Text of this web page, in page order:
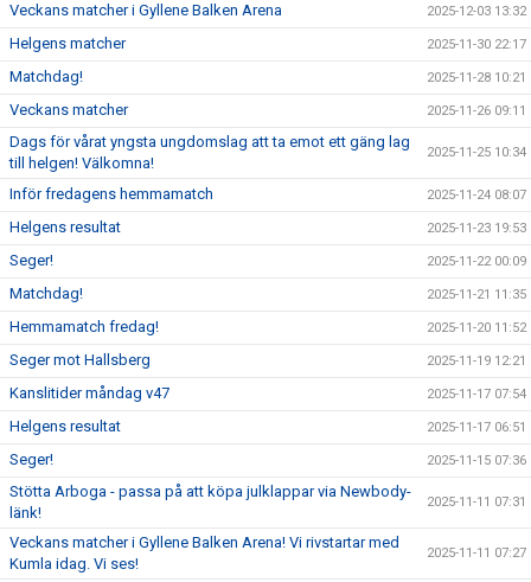
Veckans matcher i Gyllene Balken Arena 2025-12-03 13:32
Helgens matcher 2025-11-30 22:17
Matchdag! 2025-11-28 10:21
Veckans matcher 2025-11-26 09:11
Dags för vårat yngsta ungdomslag att ta emot ett gäng lag
till helgen! Välkomna!
2025-11-25 10:34
Inför fredagens hemmamatch 2025-11-24 08:07
Helgens resultat 2025-11-23 19:53
Seger! 2025-11-22 00:09
Matchdag! 2025-11-21 11:35
Hemmamatch fredag! 2025-11-20 11:52
Seger mot Hallsberg 2025-11-19 12:21
Kanslitider måndag v47 2025-11-17 07:54
Helgens resultat 2025-11-17 06:51
Seger! 2025-11-15 07:36
Stötta Arboga - passa på att köpa julklappar via Newbody-
länk!
2025-11-11 07:31
Veckans matcher i Gyllene Balken Arena! Vi rivstartar med
Kumla idag. Vi ses!
2025-11-11 07:27